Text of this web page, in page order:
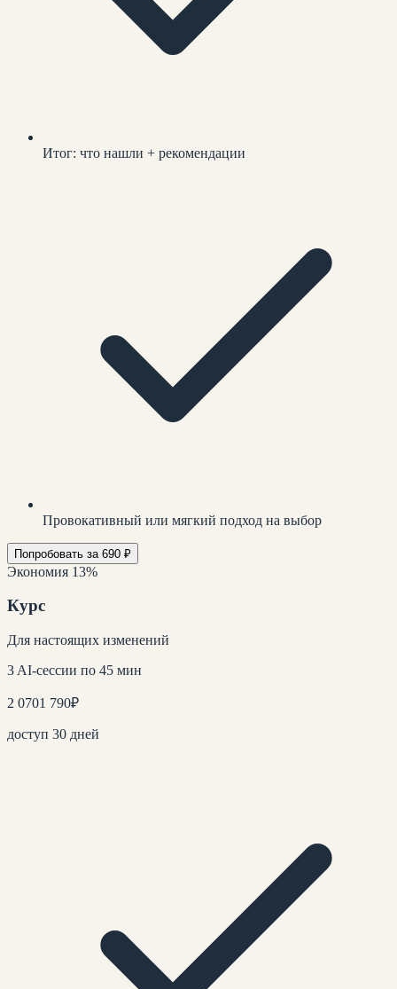
Итог: что нашли + рекомендации
Провокативный или мягкий подход на выбор
Попробовать за 690 ₽
Экономия 13%
Курс
Для настоящих изменений
3 AI-сессии по 45 мин
2 0701 790₽
доступ 30 дней